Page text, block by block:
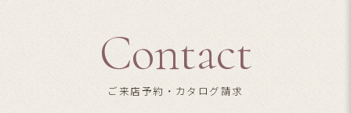
Contact
ご来店予約・カタログ請求